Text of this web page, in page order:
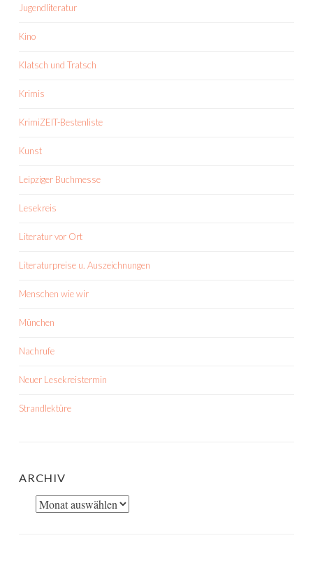
Jugendliteratur
Kino
Klatsch und Tratsch
Krimis
KrimiZEIT-Bestenliste
Kunst
Leipziger Buchmesse
Lesekreis
Literatur vor Ort
Literaturpreise u. Auszeichnungen
Menschen wie wir
München
Nachrufe
Neuer Lesekreistermin
Strandlektüre
ARCHIV
Archiv